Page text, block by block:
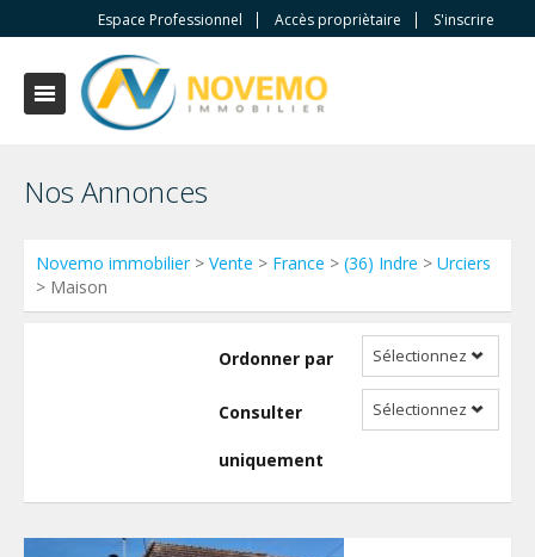
Espace Professionnel Accès propriètaire S'inscrire
Nos Annonces
Novemo immobilier> Vente > France > (36) Indre > Urciers
> Maison
Ordonner par Sélectionnez
Consulter
uniquement
Sélectionnez